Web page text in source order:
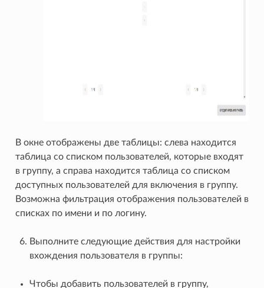
В окне отображены две таблицы: слева находится
таблица со списком пользователей, которые входят
в группу, а справа находится таблица со списком
доступных пользователей для включения в группу.
Возможна фильтрация отображения пользователей в
списках по имени и по логину.
Выполните следующие действия для настройки
вхождения пользователя в группы:
Чтобы добавить пользователей в группу,